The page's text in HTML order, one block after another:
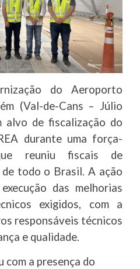
do Aeroporto
(Val-de-Cans – Júlio
alvo de fiscalização do
durante uma força-
reuniu fiscais de
todo o Brasil. A ação
das melhorias
exigidos, com a
responsáveis técnicos
e qualidade.
a presença do